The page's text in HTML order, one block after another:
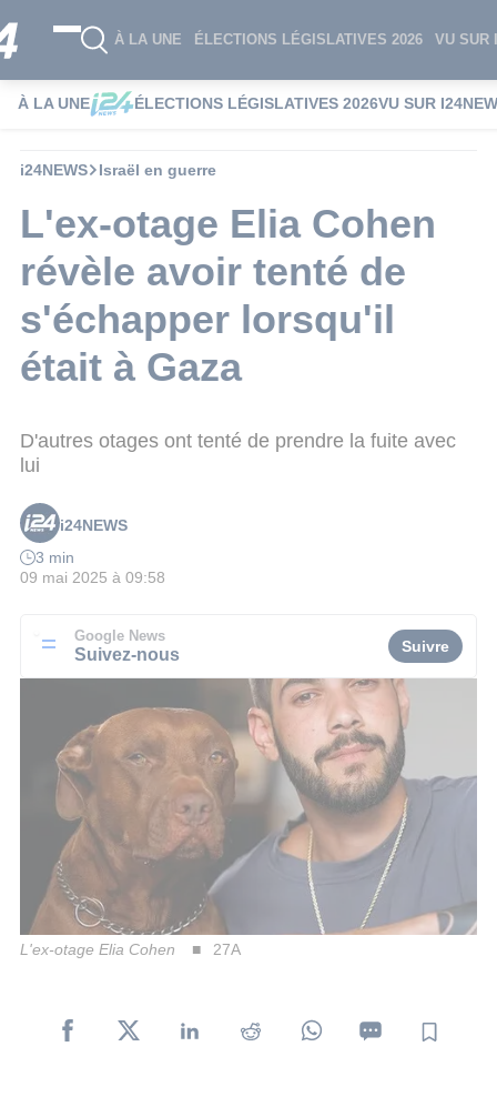
À LA UNE ÉLECTIONS LÉGISLATIVES 2026 VU SUR
À LA UNE ÉLECTIONS LÉGISLATIVES 2026VU SUR
i24NEWS Israël en guerre
L'ex-otage Elia Cohen
révèle avoir tenté de
s'échapper lorsqu'il
était à Gaza
D'autres otages ont tenté de prendre la fuite avec
lui
i24NEWS
3 min
09 mai 2025 à 09:58
Google News
Suivez-nous Suivre
L'ex-otage Elia Cohen 27A